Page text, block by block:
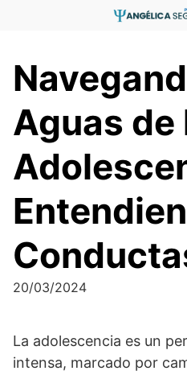
Aguas de
20/03/2024
La adolescencia es un
intensa, marcado por